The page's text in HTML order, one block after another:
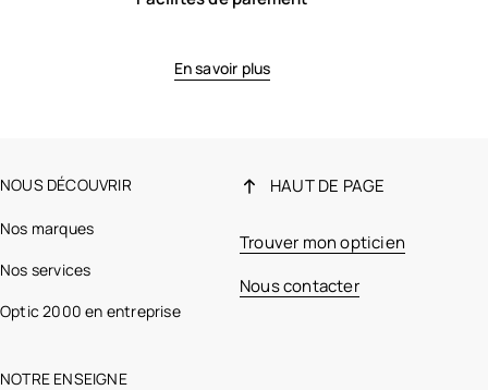
En savoir plus
NOUS DÉCOUVRIR
Nos marques
Nos services
Optic 2000 en entreprise
NOTRE ENSEIGNE
HAUT DE PAGE
Trouver mon opticien
Nous contacter